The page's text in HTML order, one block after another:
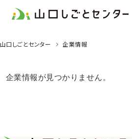
コ
テ
山口しごとセンター 企業情報
企業情報が見つかりません。